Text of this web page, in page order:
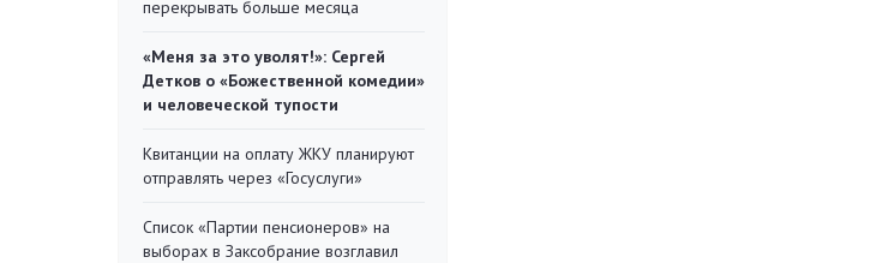
перекрывать больше месяца
«Меня за это уволят!»: Сергей
Детков о «Божественной комедии»
и человеческой тупости
Квитанции на оплату ЖКУ планируют
отправлять через «Госуслуги»
Список «Партии пенсионеров» на
выборах в Заксобрание возглавил